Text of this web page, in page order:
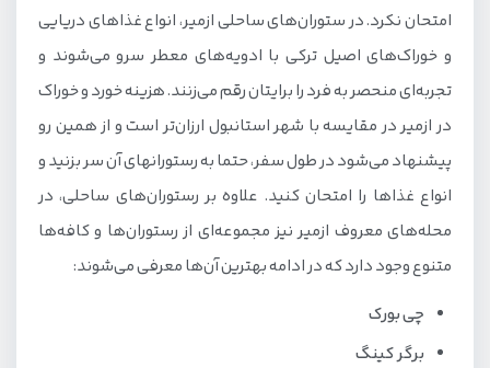
امتحان نکرد. در ستوران‌های ساحلی ازمیر، انواع غذاهای دریایی
و خوراک‌های اصیل ترکی با ادویه‌های معطر سرو می‌شوند و
تجربه‌ای منحصر به فرد را برایتان رقم می‌زنند. هزینه خورد و خوراک
در ازمیر در مقایسه با شهر استانبول ارزان‌تر است و از همین رو
پیشنهاد می‌شود در طول سفر، حتما به رستورانهای آن سر بزنید و
انواع غذاها را امتحان کنید. علاوه بر رستوران‌های ساحلی، در
محله‌های معروف ازمیر نیز مجموعه‌ای از رستوران‌ها و کافه‌ها
متنوع وجود دارد که در ادامه بهترین آن‌ها معرفی می‌شوند:
چی بورک
برگر کینگ